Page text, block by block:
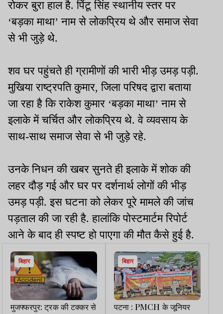
रोकर बुरा हाल है. पिंटू सिंह स्थानीय स्तर पर
‘बड़का माथा’ नाम से लोकप्रिय थे और समाज सेवा
से भी जुड़े थे.
शव घर पहुंचते ही ग्रामीणों की भारी भीड़ उमड़ पड़ी.
मुखिया राष्ट्रपति कुमार, जिला परिषद द्वारा बताया
जा रहा है कि राकेश कुमार ‘बड़का माथा’ नाम से
इलाके में चर्चित और लोकप्रिय थे. वे व्यवसाय के
साथ-साथ समाज सेवा से भी जुड़े रहे.
उनके निधन की खबर सुनते ही इलाके में शोक की
लहर दौड़ गई और घर पर दर्शनार्थ लोगों की भीड़
उमड़ पड़ी. इस घटना को लेकर पूरे मामले की जांच
पड़ताल की जा रही है. हालांकि पोस्टमार्टम रिपोर्ट
आने के बाद ही स्पष्ट हो पाएगा की मौत कैसे हुई है.
बिहार
मुजफ्फरपुर: ट्रक की टक्कर से
बिहार
पटना : PMCH के जूनियर